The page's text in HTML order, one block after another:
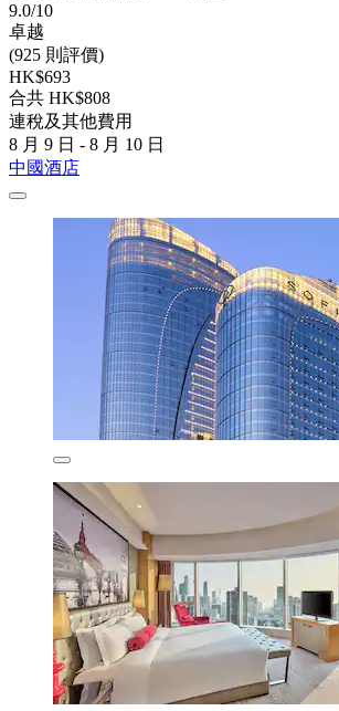
9.0/10
卓越
(925 則評價)
HK$693
合共 HK$808
連稅及其他費用
8 月 9 日 - 8 月 10 日
中國酒店